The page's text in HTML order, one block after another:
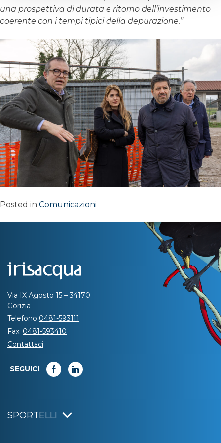
una prospettiva di durata e ritorno dell’investimento
coerente con i tempi tipici della depurazione.”
Posted in Comunicazioni
Via IX Agosto 15 – 34170
Gorizia
Telefono 0481-593111
Fax: 0481-593410
Contattaci
SEGUICI
SPORTELLI